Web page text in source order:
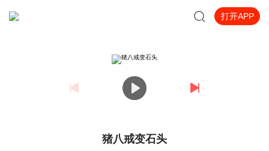
打开APP
猪八戒变石头